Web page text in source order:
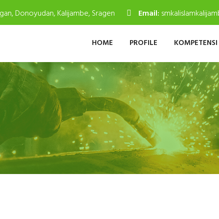
Donoyudan, Kalijambe, Sragen Email:
HOME PROFILE